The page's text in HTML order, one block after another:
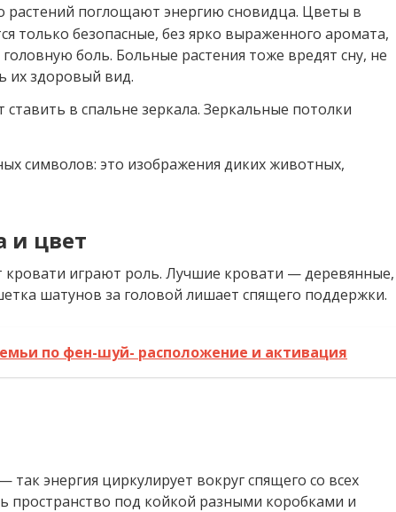
растений поглощают энергию сновидца. Цветы в
только безопасные, без ярко выраженного аромата,
боль. Больные растения тоже вредят сну, не
их здоровый вид.
в спальне зеркала. Зеркальные потолки
символов: это изображения диких животных,
и цвет
играют роль. Лучшие кровати — деревянные,
шатунов за головой лишает спящего поддержки.
по фен-шуй- расположение и активация
энергия циркулирует вокруг спящего со всех
пространство под койкой разными коробками и